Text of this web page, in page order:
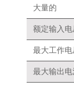
大量的
额定输入
最大工作
最大输出